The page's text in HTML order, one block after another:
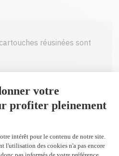
réusinées sont
sur tout achat de
plus avant taxes.